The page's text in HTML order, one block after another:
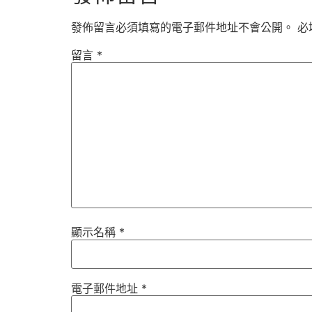
發佈留言必須填寫的電子郵件地址不會公開。 必
留言 *
顯示名稱 *
電子郵件地址 *